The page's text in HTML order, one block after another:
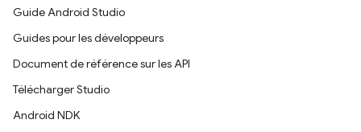
Guide Android Studio
Guides pour les développeurs
Document de référence sur les API
Télécharger Studio
Android NDK